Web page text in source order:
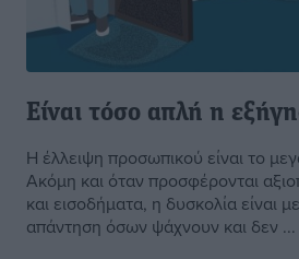
Είναι τόσο απλή η
Η έλλειψη προσωπικού είναι το
Ακόμη και όταν προσφέρονται
και εισοδήματα, η δυσκολία είναι
απάντηση όσων ψάχνουν και δεν ...